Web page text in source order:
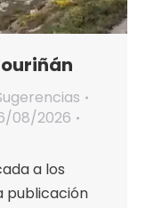
08/2026
a los
publicación